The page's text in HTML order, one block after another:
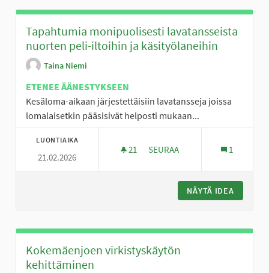
Tapahtumia monipuolisesti lavatansseista
nuorten peli-iltoihin ja käsityölaneihin
Taina Niemi
ETENEE ÄÄNESTYKSEEN
Kesäloma-aikaan järjestettäisiin lavatansseja joissa
lomalaisetkin pääsisivät helposti mukaan...
LUONTIAIKA
21.02.2026
21 21 SEURAAJAA
SEURAA 1
NÄYTÄ IDEA
Kokemäenjoen virkistyskäytön
kehittäminen